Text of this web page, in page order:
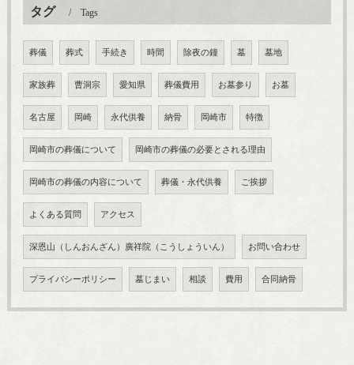
タグ Tags
葬儀 葬式 手続き 時間 除夜の鐘 墓 墓地
家族葬 曹洞宗 愛知県 葬儀費用 お墓参り お墓
名古屋 岡崎 永代供養 納骨 岡崎市 特徴
岡崎市の葬儀について 岡崎市の葬儀の必要とされる理由
岡崎市の葬儀の内容について 葬儀・永代供養 ご挨拶
よくある質問 アクセス
深恩山（しんおんざん）廣祥院（こうしょういん） お問い合わせ
プライバシーポリシー 墓じまい 相談 費用 合同納骨